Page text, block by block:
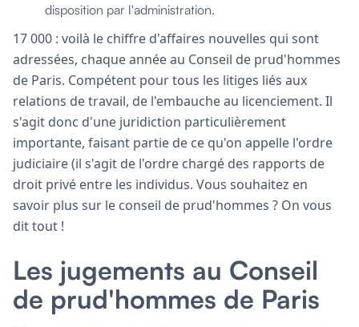
disposition par l'administration.
17 000 : voilà le chiffre d'affaires nouvelles qui sont
adressées, chaque année au Conseil de prud'hommes
de Paris. Compétent pour tous les litiges liés aux
relations de travail, de l'embauche au licenciement. Il
s'agit donc d'une juridiction particulièrement
importante, faisant partie de ce qu'on appelle l'ordre
judiciaire (il s'agit de l'ordre chargé des rapports de
droit privé entre les individus. Vous souhaitez en
savoir plus sur le conseil de prud'hommes ? On vous
dit tout !
Les jugements au Conseil
de prud'hommes de Paris